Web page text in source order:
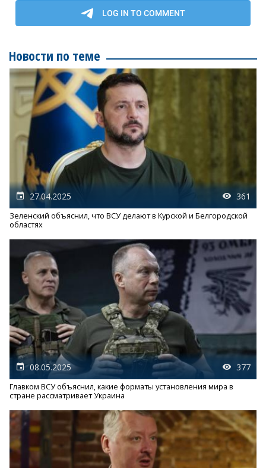
Новости по теме
27.04.2025 361
Зеленский объяснил, что ВСУ делают в Курской и Белгородской
областях
08.05.2025 377
Главком ВСУ объяснил, какие форматы установления мира в
стране рассматривает Украина